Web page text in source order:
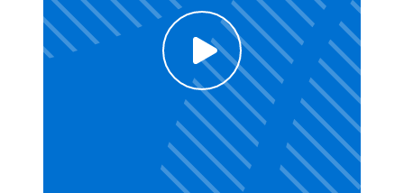
Voir la vidéo
Click to enable Youtube cookies and see
content